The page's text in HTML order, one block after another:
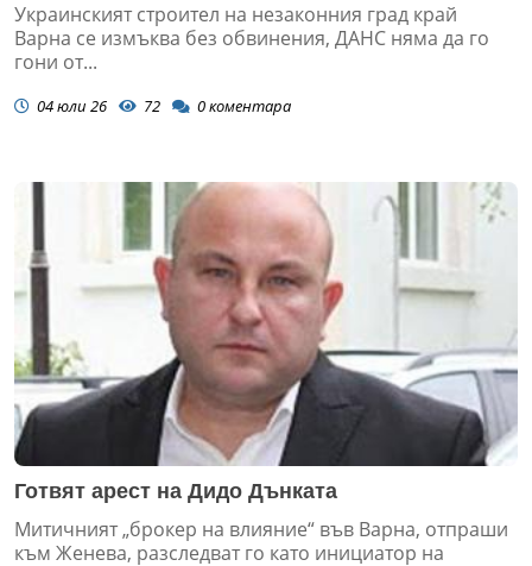
Украинският строител на незаконния град край
Варна се измъква без обвинения, ДАНС няма да го
гони от...
04 юли 26 72 0коментара
Готвят арест на Дидо Дънката
Митичният „брокер на влияние“ във Варна, отпраши
към Женева, разследват го като инициатор на